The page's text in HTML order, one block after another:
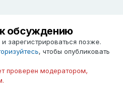
обсуждению
зарегистрироваться позже.
, чтобы опубликовать
проверен модератором,